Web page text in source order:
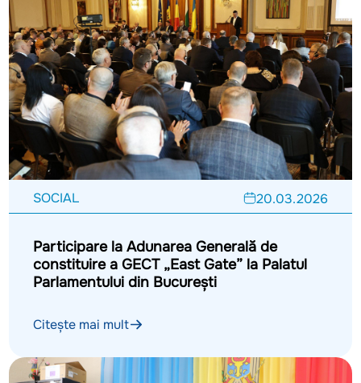
SOCIAL 20.03.2026
Participare la Adunarea Generală de
constituire a GECT „East Gate” la Palatul
Parlamentului din București
Citește mai mult